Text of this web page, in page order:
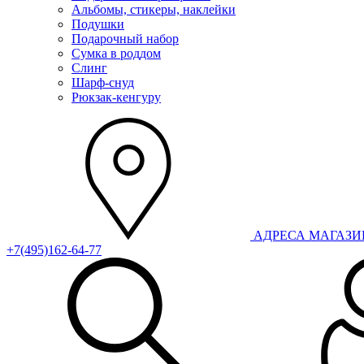
Альбомы, стикеры, наклейки
Подушки
Подарочный набор
Сумка в роддом
Слинг
Шарф-снуд
Рюкзак-кенгуру
АДРЕСА
+7(495)162-64-77